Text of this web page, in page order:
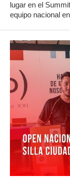
lugar en el
equipo nacional